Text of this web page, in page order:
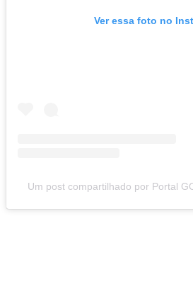
Ver essa foto no
Um post compartilhado por Portal